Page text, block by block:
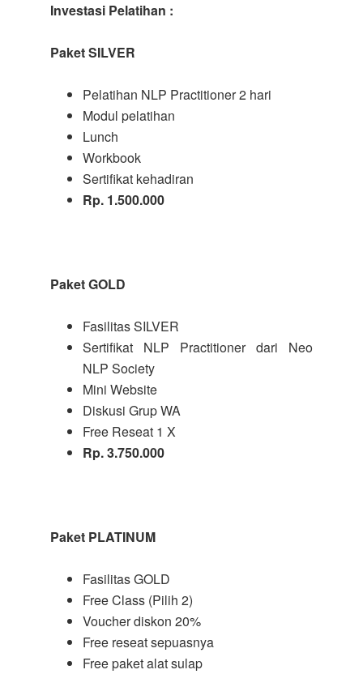
Investasi Pelatihan :
Paket SILVER
Pelatihan NLP Practitioner 2 hari
Modul pelatihan
Lunch
Workbook
Sertifikat kehadiran
Rp. 1.500.000
Paket GOLD
Fasilitas SILVER
Sertifikat NLP Practitioner dari Neo
NLP Society
Mini Website
Diskusi Grup WA
Free Reseat 1 X
Rp. 3.750.000
Paket PLATINUM
Fasilitas GOLD
Free Class (Pilih 2)
Voucher diskon 20%
Free reseat sepuasnya
Free paket alat sulap